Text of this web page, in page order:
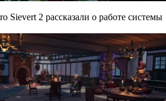
Sievert 2 рассказали о работе системы